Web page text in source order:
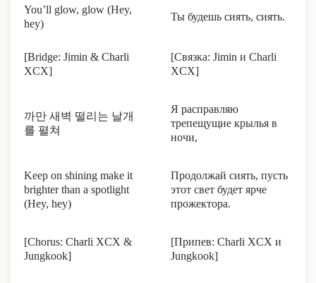
You’ll glow, glow (Hey,
hey)
Ты будешь сиять, сиять.
[Bridge: Jimin & Charli
XCX]
[Связка: Jimin и Charli
XCX]
까만 새벽 떨리는 날개
를 펼쳐
Я расправляю
трепещущие крылья в
ночи,
Keep on shining make it
brighter than a spotlight
(Hey, hey)
Продолжай сиять, пусть
этот свет будет ярче
прожектора.
[Chorus: Charli XCX &
Jungkook]
[Припев: Charli XCX и
Jungkook]